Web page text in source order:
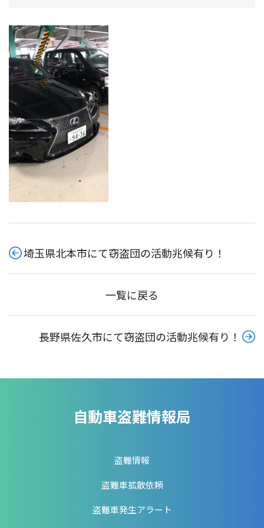
埼玉県北本市にて窃盗団の活動兆候有り！
一覧に戻る
長野県佐久市にて窃盗団の活動兆候有り！
自動車盗難情報局
盗難情報
盗難車拡散依頼
盗難車発生アラート